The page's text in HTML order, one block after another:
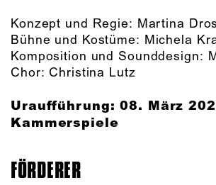
Konzept und Regie: Martina
Bühne und Kostüme: Michela
Komposition und Sounddesign:
Chor: Christina Lutz
Uraufführung: 08. März
Kammerspiele
FÖRDERER